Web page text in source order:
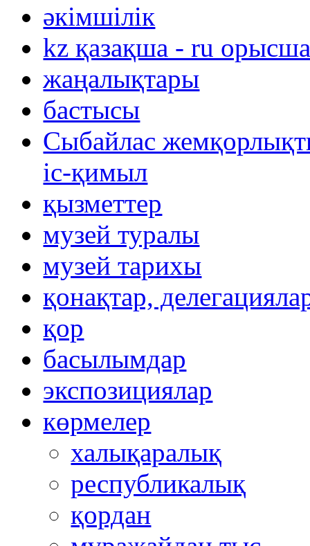
әкімшілік
kz қазақша - ru
жаңалықтары
бастысы
Сыбайлас
іс-қимыл
қызметтер
музей туралы
музей тарихы
қонақтар,
қор
басылымдар
экспозициялар
көрмелер
халықаралық
республикалық
қордан